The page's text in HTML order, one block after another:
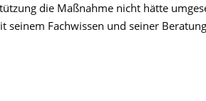
die Maßnahme nicht hätte
seinem Fachwissen und seiner Beratung